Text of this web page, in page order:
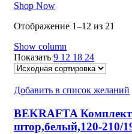
Shop Now
Отображение 1–12 из 21
Show column
Показать 9 12 18 24
Добавить в список желаний
BEKRAFTA
штор,белый,120-210/